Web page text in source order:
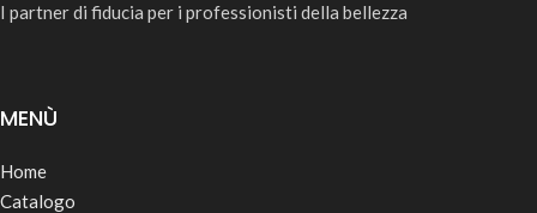
I partner di fiducia per i professionisti della bellezza
MENÙ
Home
Catalogo